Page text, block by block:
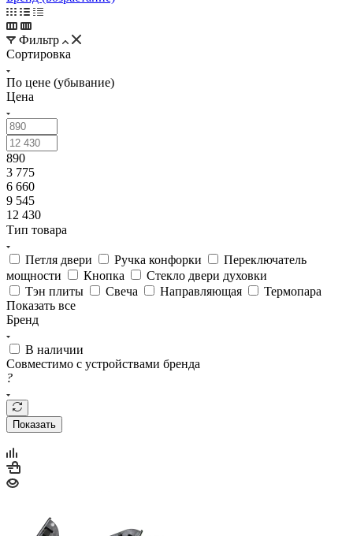
Фильтр
Сортировка
По цене (убывание)
Цена
890
3 775
6 660
9 545
12 430
Тип товара
Петля двери
мощности
Тэн плиты
Свеча Направляющая
Термопара
Показать все
Бренд
В наличии
?